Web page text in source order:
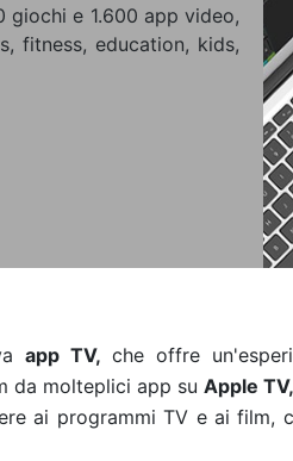
e 1.600 app video,
fitness, education, kids,
app TV, che offre
da molteplici app su Apple
ai programmi TV e ai film,